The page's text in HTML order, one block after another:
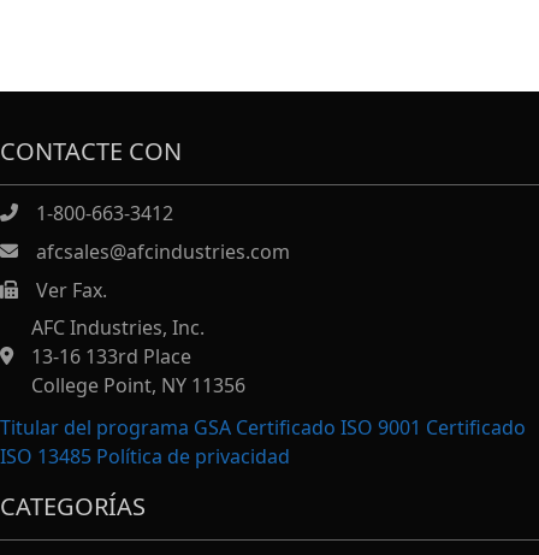
CONTACTE CON
1-800-663-3412
afcsales@afcindustries.com
https://afcindustries.com/contact/#:~:text=Fax
Ver Fax.
AFC Industries, Inc.
13-16 133rd Place
College Point, NY 11356
Titular del programa GSA Certificado ISO 9001 Certificado
ISO 13485 Política de privacidad
CATEGORÍAS